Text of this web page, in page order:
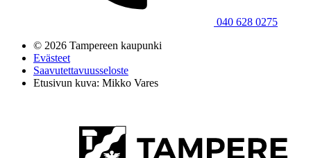
040 628 0275
© 2026 Tampereen kaupunki
Evästeet
Saavutettavuusseloste
Etusivun kuva: Mikko Vares